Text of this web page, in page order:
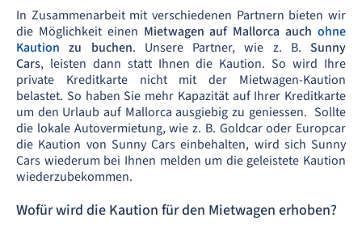
In Zusammenarbeit mit verschiedenen Partnern bieten wir
die Möglichkeit einen Mietwagen auf Mallorca auchohne
Kaution zu buchen. Unsere Partner, wie z. B. Sunny
Cars, leisten dann statt Ihnen die Kaution. So wird Ihre
private Kreditkarte nicht mit der Mietwagen-Kaution
belastet. So haben Sie mehr Kapazität auf Ihrer Kreditkarte
um den Urlaub auf Mallorca ausgiebig zu geniessen. Sollte
die lokale Autovermietung, wie z. B. Goldcar oder Europcar
die Kaution von Sunny Cars einbehalten, wird sich Sunny
Cars wiederum bei Ihnen melden um die geleistete Kaution
wiederzubekommen.
Wofür wird die Kaution für den Mietwagen erhoben?